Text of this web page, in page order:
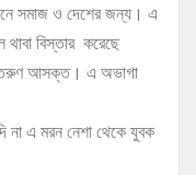
সমাজ ও দেশের জন্য। এ
বিস্তার করেছে
তরুণ আসক্ত। এ অভাগা
না এ মরন নেশা থেকে যুবক